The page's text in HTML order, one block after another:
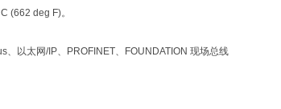
(662 deg F)。
以太网/IP、PROFINET、FOUNDATION 现场总线